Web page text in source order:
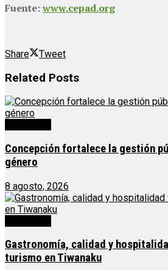
Fuente:www.cepad.org
Share Tweet
Related Posts
Concepción fortalece la gestión
género
8 agosto, 2026
Gastronomía, calidad y
turismo en Tiwanaku